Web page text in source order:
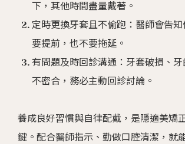
下，其他時間盡量戴著。
定時更換牙套且不偷跑：醫師會告
要提前，也不要拖延。
有問題及時回診溝通：牙套破損、
不密合，務必主動回診討論。
養成良好習慣與自律配戴，是隱適美矯
鍵。配合醫師指示、勤做口腔清潔，就